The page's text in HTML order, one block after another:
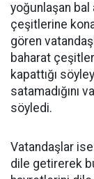
yoğunlaşan bal
çeşitlerine
gören
baharat
kapattığı
satamadığını
söyledi.
Vatandaşlar
dile getirerek